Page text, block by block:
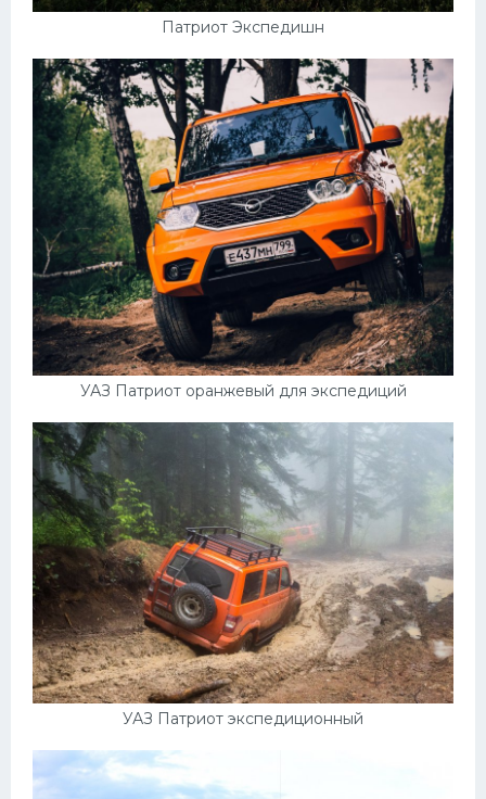
Патриот Экспедишн
УАЗ Патриот оранжевый для экспедиций
УАЗ Патриот экспедиционный